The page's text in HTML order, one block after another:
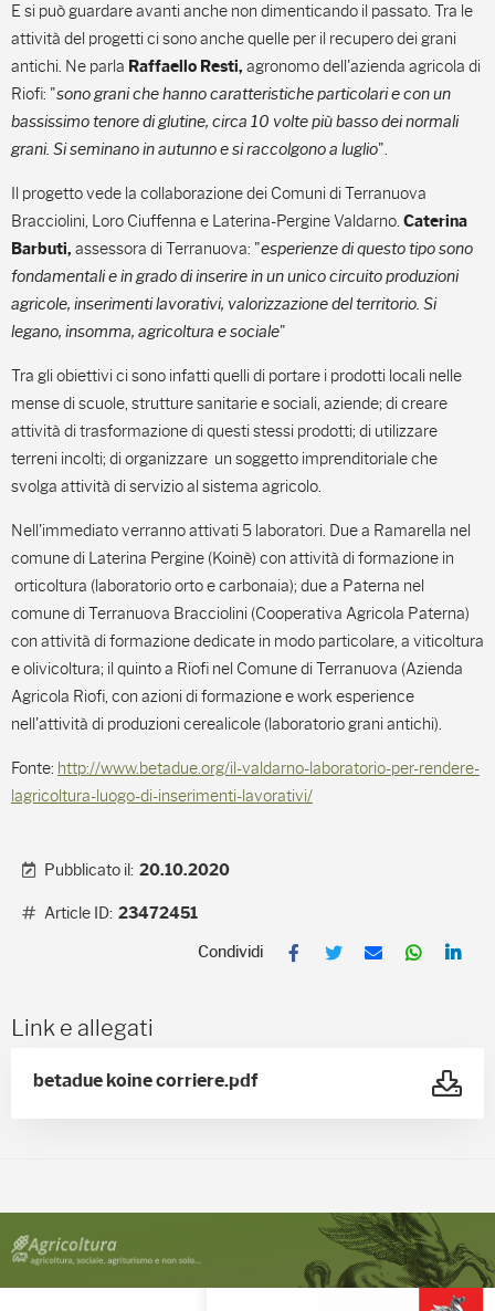
E si può guardare avanti anche non dimenticando il passato. Tra le
attività del progetti ci sono anche quelle per il recupero dei grani
antichi. Ne parla Raffaello Resti, agronomo dell'azienda agricola di
Riofi: "sono grani che hanno caratteristiche particolari e con un
bassissimo tenore di glutine, circa 10 volte più basso dei normali
grani. Si seminano in autunno e si raccolgono a luglio".
Il progetto vede la collaborazione dei Comuni di Terranuova
Bracciolini, Loro Ciuffenna e Laterina-Pergine Valdarno. Caterina
Barbuti, assessora di Terranuova: "esperienze di questo tipo sono
fondamentali e in grado di inserire in un unico circuito produzioni
agricole, inserimenti lavorativi, valorizzazione del territorio. Si
legano, insomma, agricoltura e sociale"
Tra gli obiettivi ci sono infatti quelli di portare i prodotti locali nelle
mense di scuole, strutture sanitarie e sociali, aziende; di creare
attività di trasformazione di questi stessi prodotti; di utilizzare
terreni incolti; di organizzare un soggetto imprenditoriale che
svolga attività di servizio al sistema agricolo.
Nell'immediato verranno attivati 5 laboratori. Due a Ramarella nel
comune di Laterina Pergine (Koinè) con attività di formazione in
orticoltura (laboratorio orto e carbonaia); due a Paterna nel
comune di Terranuova Bracciolini (Cooperativa Agricola Paterna)
con attività di formazione dedicate in modo particolare, a viticoltura
e olivicoltura; il quinto a Riofi nel Comune di Terranuova (Azienda
Agricola Riofi, con azioni di formazione e work esperience
nell'attività di produzioni cerealicole (laboratorio grani antichi).
Fonte: http://www.betadue.org/il-valdarno-laboratorio-per-rendere-
lagricoltura-luogo-di-inserimenti-lavorativi/
Pubblicato il: 20.10.2020
Article ID: 23472451
w
m
W
Link e allegati
betadue koine corriere.pdf